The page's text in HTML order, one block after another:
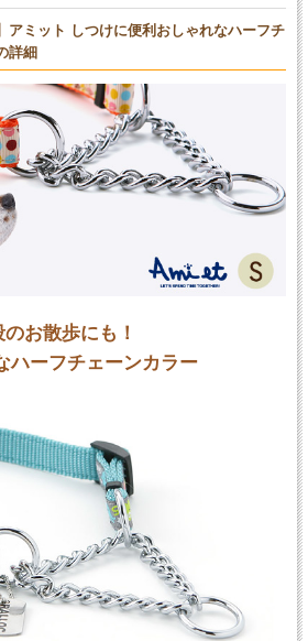
アミット しつけに便利おしゃれなハーフチ
詳細
お散歩にも！
ハーフチェーンカラー